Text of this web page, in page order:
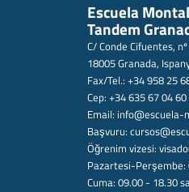
Escuela
Tandem
C/ Conde Cifuentes,
18005 Granada,
Fax/Tel.: +34 958 25
Cep: +34 635 67 04 60
Email: info@escuela-
Başvuru:
Öğrenim vizesi:
Pazartesi-Perşembe:
Cuma: 09.00 - 18.30